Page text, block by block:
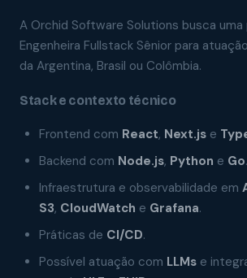
A Orchid Software Solutions busca uma
Engenheira Fullstack Sênior para
da Argentina, Brasil ou Colômbia.
Stack e contexto técnico
Frontend com React, Next.js e
Backend com Node.js, Python e Go.
Infraestrutura e observabilidade em
S3, CloudWatch e Grafana.
Práticas de CI/CD.
Possível atuação com LLMs e